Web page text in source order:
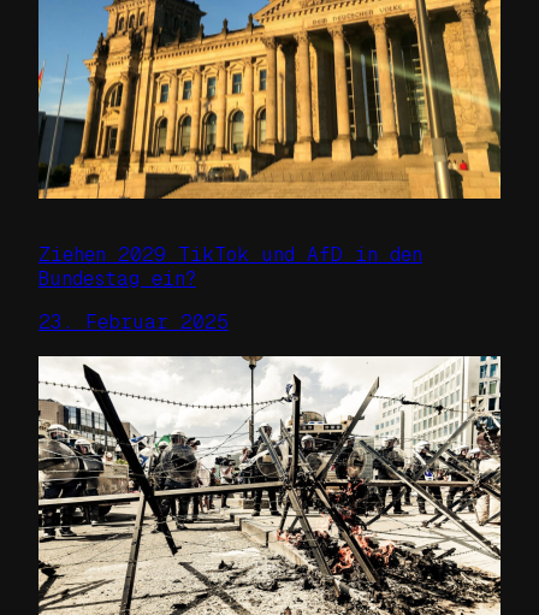
Ziehen 2029 TikTok und AfD in den
Bundestag ein?
23. Februar 2025